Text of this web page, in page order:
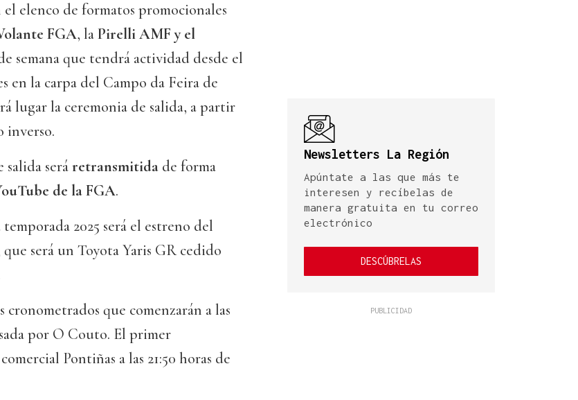
elenco de formatos promocionales
FGA, laPirelli AMF y el
semana que tendrá actividad desde el
en la carpa del Campo da Feira de
lugar la ceremonia de salida, a partir
inverso.
salida seráretransmitida de forma
de la FGA.
2025 será el estreno del
que será un Toyota Yaris GR cedido
cronometrados que comenzarán a las
por O Couto. El primer
Pontiñas a las 21:50 horas de
Newsletters La Región
Apúntate a las que más te
interesen y recíbelas de
manera gratuita en tu correo
electrónico
DESCÚBRELAS